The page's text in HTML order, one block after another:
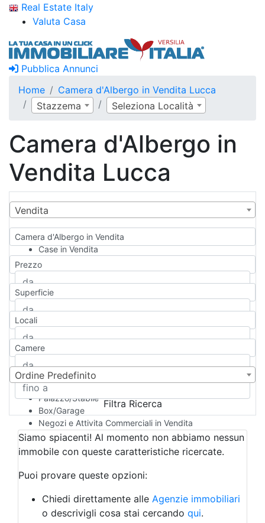
Real Estate Italy
Valuta Casa
Pubblica Annunci
Home
Camera d'Albergo in Vendita Lucca
Stazzema
Seleziona Località
Camera d'Albergo in
Vendita Lucca
Vendita
Camera d'Albergo in Vendita
Case in Vendita
Qualsiasi
Appartamento
Casa indipendente
Casa Semi-indipendente
Attico/Mansarda
Rustico/Casale
Camera d'Albergo
Multiproprietà
Palazzo/Stabile
Box/Garage
Negozi e Attivita Commerciali in Vendita
Qualsiasi
Attività/Licenza Commerciale
Azienda Agricola
Bar/Ristorante
Albergo
Laboratorio Artigianale
Prezzo
Superficie
Locali
Camere
Ordine Predefinito
Filtra Ricerca
Siamo spiacenti! Al momento non abbiamo nessun
immobile con queste caratteristiche ricercate.
Puoi provare queste opzioni:
Chiedi direttamente alle Agenzie immobiliari
o descrivigli cosa stai cercando qui.